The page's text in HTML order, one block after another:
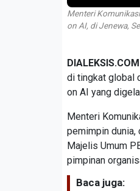
Menteri
on AI, di Jenewa,
di tingkat global
on AI yang
Menteri
pemimpin
Majelis Umum
pimpinan
Baca juga: